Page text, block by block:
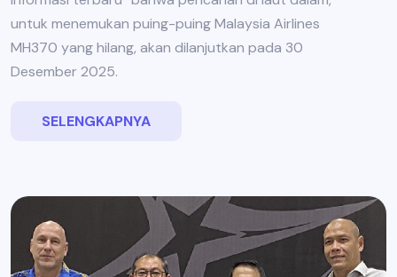
untuk menemukan puing-puing Malaysia Airlines
MH370 yang hilang, akan dilanjutkan pada 30
Desember 2025.
SELENGKAPNYA